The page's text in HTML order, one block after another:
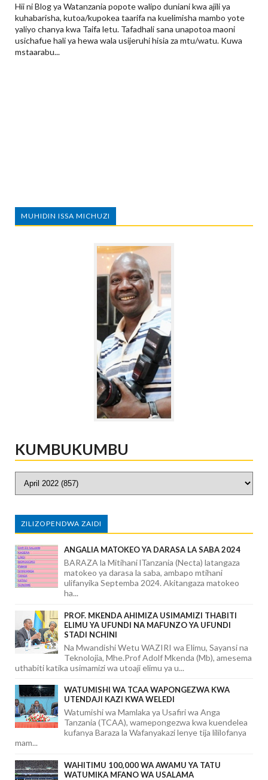
Hii ni Blog ya Watanzania popote walipo duniani kwa ajili ya
kuhabarisha, kutoa/kupokea taarifa na kuelimisha mambo yote
yaliyo chanya kwa Taifa letu. Tafadhali sana unapotoa maoni
usichafue hali ya hewa wala usijeruhi hisia za mtu/watu. Kuwa
mstaarabu...
MUHIDIN ISSA MICHUZI
KUMBUKUMBU
ZILIZOPENDWA ZAIDI
ANGALIA MATOKEO YA DARASA LA SABA 2024
BARAZA la Mitihani lTanzania (Necta) latangaza
matokeo ya darasa la saba, ambapo mtihani
ulifanyika Septemba 2024. Akitangaza matokeo
ha...
PROF. MKENDA AHIMIZA USIMAMIZI THABITI
ELIMU YA UFUNDI NA MAFUNZO YA UFUNDI
STADI NCHINI
Na Mwandishi Wetu WAZIRI wa Elimu, Sayansi na
Teknolojia, Mhe.Prof Adolf Mkenda (Mb), amesema
uthabiti katika usimamizi wa utoaji elimu ya u...
WATUMISHI WA TCAA WAPONGEZWA KWA
UTENDAJI KAZI KWA WELEDI
Watumishi wa Mamlaka ya Usafiri wa Anga
Tanzania (TCAA), wamepongezwa kwa kuendelea
kufanya Baraza la Wafanyakazi lenye tija lililofanya
mam...
WAHITIMU 100,000 WA AWAMU YA TATU
WATUMIKA MFANO WA USALAMA